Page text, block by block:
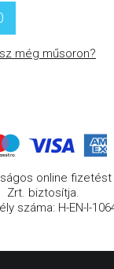
még műsoron?
online fizetést
Zrt. biztosítja.
száma: H-EN-I-